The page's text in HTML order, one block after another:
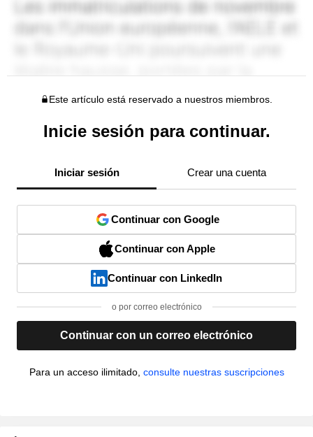
Este artículo está reservado a nuestros miembros.
Inicie sesión para continuar.
Iniciar sesión Crear una cuenta
Continuar con Google
Continuar con Apple
Continuar con LinkedIn
o por correo electrónico
Continuar con un correo electrónico
Para un acceso ilimitado, consulte nuestras suscripciones